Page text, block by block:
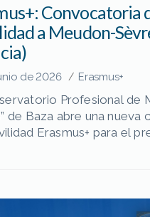
Convocatoria
a Meudon-
de 2026 / Erasmus+
Profesional de
de Baza abre una nueva
Erasmus+ para el
Dupré de Meudon-
llevará a cabo entre 28